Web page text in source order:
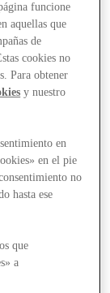
funcione
aquellas que
de
cookies no
Para obtener
y nuestro
en
en el pie
no
hasta ese
que
a